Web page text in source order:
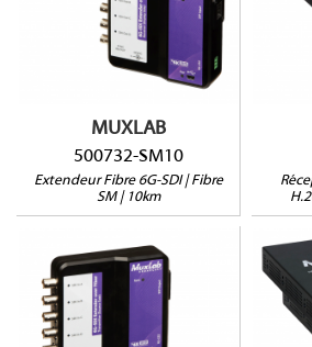
MUXLAB
500732-SM10
Extendeur Fibre 6G-SDI | Fibre
SM | 10km
6G-SDI jusqu'à 10km via
Pass-through RS232
500732